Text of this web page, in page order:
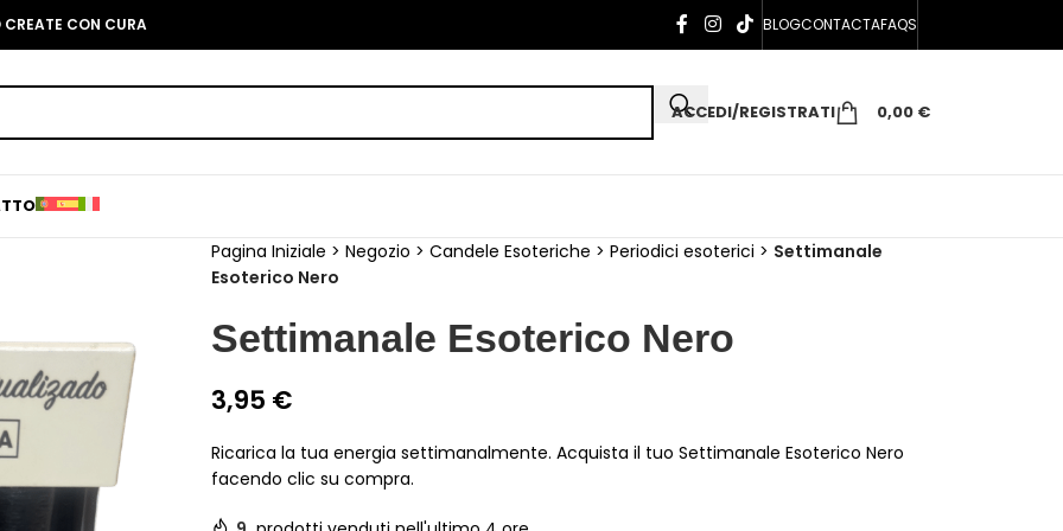
CON CURA BLOGCONTACTAFAQS
ACCEDI/REGISTRATI 0,00 €
Pagina Iniziale > Negozio > Candele Esoteriche > Periodici esoterici > Settimanale
Esoterico Nero
Settimanale Esoterico Nero
3,95 €
Ricarica la tua energia settimanalmente. Acquista il tuo Settimanale Esoterico Nero
facendo clic su compra.